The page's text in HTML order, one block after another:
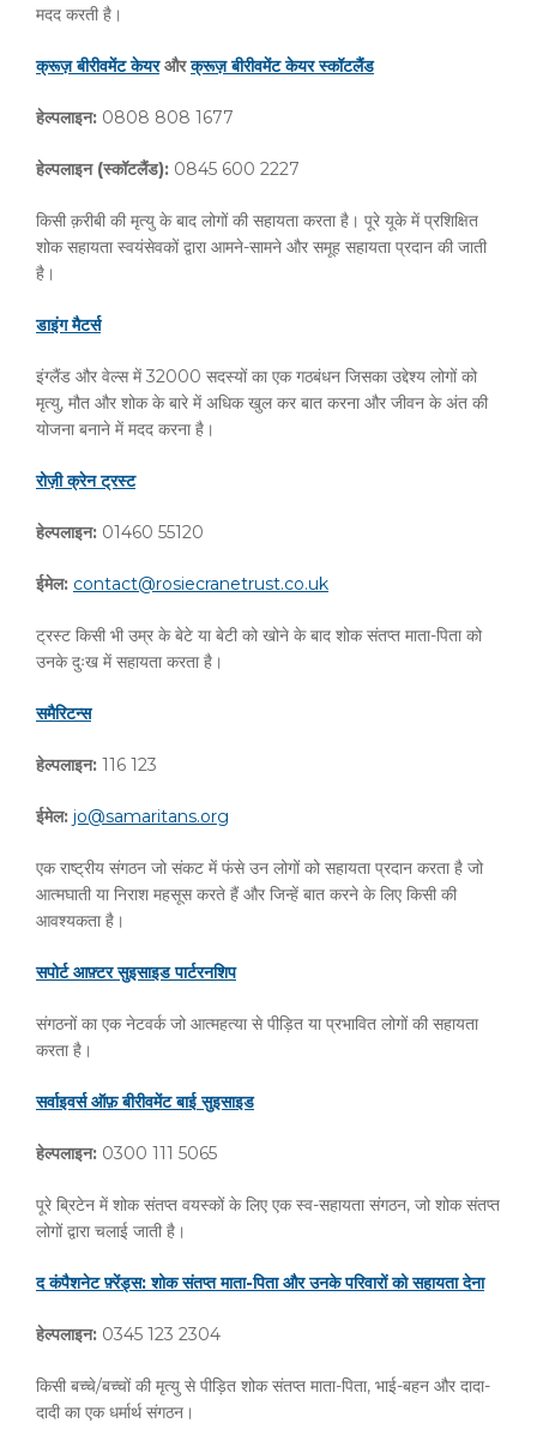
मदद करती है।
क्रूज़ बीरीवमेंट केयर और क्रूज़ बीरीवमेंट केयर स्कॉटलैंड
हेल्पलाइन: 0808 808 1677
हेल्पलाइन(स्कॉटलैंड): 0845 600 2227
किसी क़रीबी की मृत्यु के बाद लोगों की सहायता करता है। पूरे यूके में प्रशिक्षित
शोक सहायता स्वयंसेवकों द्वारा आमने-सामने और समूह सहायता प्रदान की जाती
है।
डाइंग मैटर्स
इंग्लैंड और वेल्स में 32000 सदस्यों का एक गठबंधन जिसका उद्देश्य लोगों को
मृत्यु, मौत और शोक के बारे में अधिक खुल कर बात करना और जीवन के अंत की
योजना बनाने में मदद करना है।
रोज़ी क्रेन ट्रस्ट
हेल्पलाइन: 01460 55120
ईमेल: contact@rosiecranetrust.co.uk
ट्रस्ट किसी भी उम्र के बेटे या बेटी को खोने के बाद शोक संतप्त माता-पिता को
उनके दुःख में सहायता करता है।
समैरिटन्स
हेल्पलाइन: 116 123
ईमेल: jo@samaritans.org
एक राष्ट्रीय संगठन जो संकट में फंसे उन लोगों को सहायता प्रदान करता है जो
आत्मघाती या निराश महसूस करते हैं और जिन्हें बात करने के लिए किसी की
आवश्यकता है।
सपोर्ट आफ़्टर सुइसाइड पार्टरनशिप
संगठनों का एक नेटवर्क जो आत्महत्या से पीड़ित या प्रभावित लोगों की सहायता
करता है।
सर्वाइवर्स ऑफ़ बीरीवमेंट बाई सुइसाइड
हेल्पलाइन: 0300 111 5065
पूरे ब्रिटेन में शोक संतप्त वयस्कों के लिए एक स्व-सहायता संगठन, जो शोक संतप्त
लोगों द्वारा चलाई जाती है।
द कंपैशनेट फ़्रेंड्स:शोक संतप्त माता-पिता और उनके परिवारों को सहायता देना
हेल्पलाइन: 0345 123 2304
किसी बच्चे/बच्चों की मृत्यु से पीड़ित शोक संतप्त माता-पिता, भाई-बहन और दादा-
दादी का एक धर्मार्थ संगठन।